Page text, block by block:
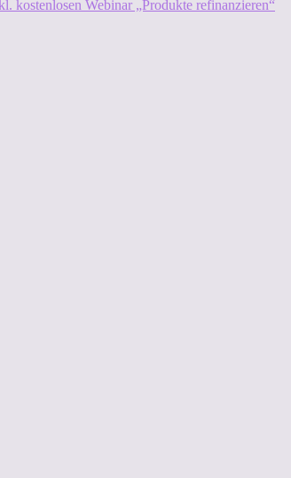
kostenlosen Webinar „Produkte refinanzieren“